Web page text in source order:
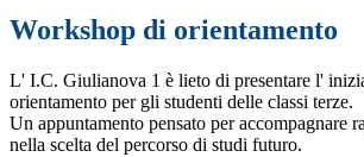
Workshop di orientamento
L' I.C. Giulianova 1 è lieto di presentare l'
orientamento per gli studenti delle classi terze.
Un appuntamento pensato per accompagnare
nella scelta del percorso di studi futuro.